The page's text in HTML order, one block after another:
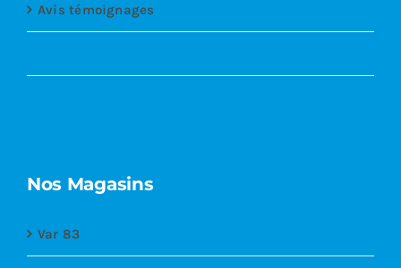
Avis témoignages
Nos Magasins
Var 83